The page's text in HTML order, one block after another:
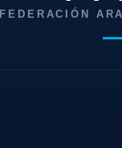
FEDERACIÓN